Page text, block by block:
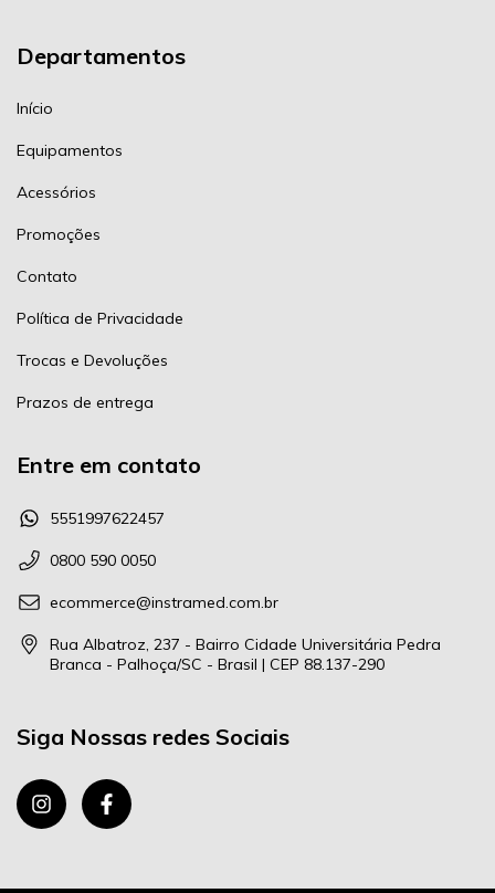
Departamentos
Início
Equipamentos
Acessórios
Promoções
Contato
Política de Privacidade
Trocas e Devoluções
Prazos de entrega
Entre em contato
5551997622457
0800 590 0050
ecommerce@instramed.com.br
Rua Albatroz, 237 - Bairro Cidade Universitária Pedra
Branca - Palhoça/SC - Brasil | CEP 88.137-290
Siga Nossas redes Sociais